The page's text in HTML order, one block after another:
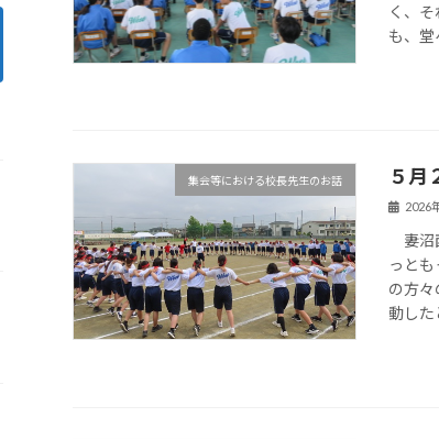
く、
も、
集会等における校長先生のお話 ５
2026
妻沼
っと
の方
動し